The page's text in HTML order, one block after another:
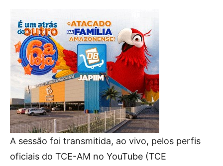
A sessão foi transmitida, ao vivo, pelos perfis
oficiais do TCE-AM no YouTube (TCE